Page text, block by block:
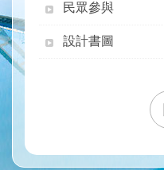
展
水
與
水
與
民眾參與
設計書圖